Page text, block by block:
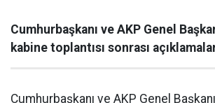
Cumhurbaşkanı ve AKP Genel
kabine toplantısı sonrası
Cumhurbaşkanı ve AKP Genel